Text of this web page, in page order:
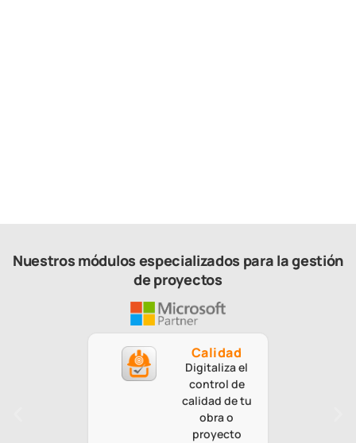
Nuestros módulos especializados para la gestión
de proyectos
Calidad
Digitaliza el
control de
calidad de tu
obra o
proyecto